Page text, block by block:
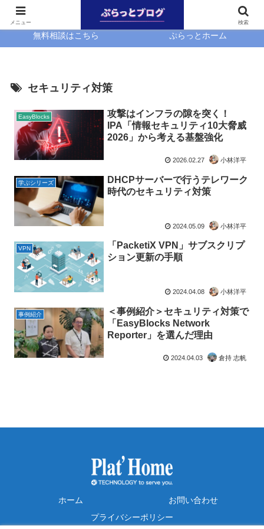
無料相談はこちら ぷらっとホーム
セキュリティ対策
EasyBlocks
攻撃はインフラの隙を突く！
IPA「情報セキュリティ10大脅威
2026」から考える基盤強化
2026.02.27 小林洋平
学ぶシリーズ
DHCPサーバーで行うテレワーク
時代のセキュリティ対策
2024.05.09 小林洋平
VPN
「PacketiX VPN」サブスクリプ
ション更新の手順
2024.04.08 小林洋平
事例紹介
＜事例紹介＞セキュリティ対策で
「EasyBlocks Network
Reporter」を選んだ理由
2024.04.03 倉持 志帆
ホーム
お問い合わせ
プライバシーポリシー
メニュー 検索